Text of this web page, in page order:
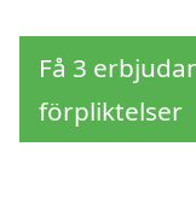
Få 3
förpliktelser